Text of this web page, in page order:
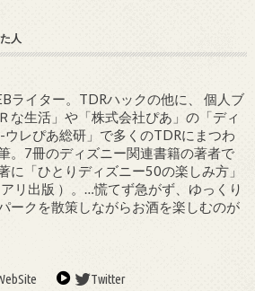
人
ライター。TDRハックの他に、 個人ブ
な生活」や「株式会社ぴあ」の「ディ
ウレぴあ総研」で多くのTDRにまつわ
。7冊のディズニー関連書籍の著者で
に「ひとりディズニー50の楽しみ方」
リ出版 ）。…慌てず急がず、ゆっくり
ークを散策しながらお酒を楽しむのが
Twitter